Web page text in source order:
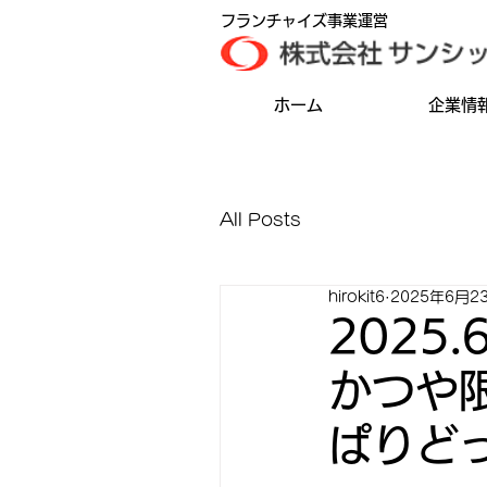
フランチャイズ事業運営
ホーム 企業情
All Posts
かつや
ぱりど
hirokit6 2025年6月